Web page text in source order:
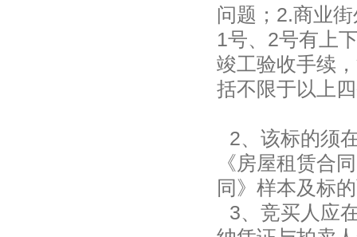
问题；2.商业
1号、2号有上
竣工验收手续
括不限于以上
2、该标的须
《房屋租赁合
同》样本及标
3、竞买人应